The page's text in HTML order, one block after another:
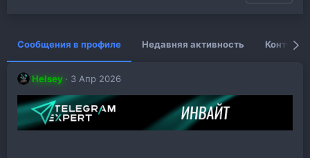
Сообщения в профиле Недавняя активность Контент
Helsey 3 Апр 2026